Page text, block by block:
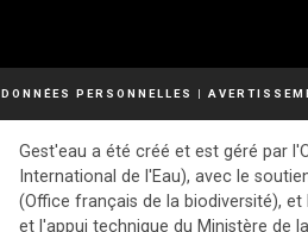
DONNÉES PERSONNELLES |
Gest'eau a été créé et est géré par
International de l'Eau), avec le
(Office français de la biodiversité),
et l'appui technique du Ministère de